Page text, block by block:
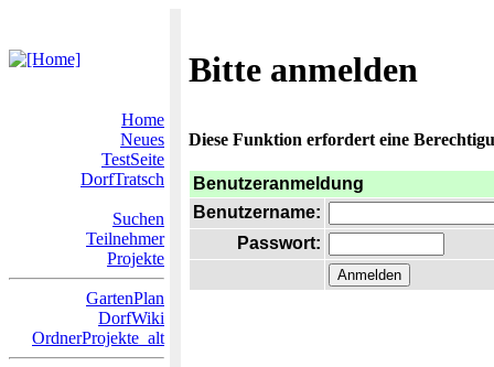
Bitte anmelden
Home
Neues
TestSeite
DorfTratsch
Suchen
Teilnehmer
Projekte
GartenPlan
DorfWiki
OrdnerProjekte_alt
Diese Funktion erfordert eine
Benutzeranmeldung
Benutzername:
Passwort: